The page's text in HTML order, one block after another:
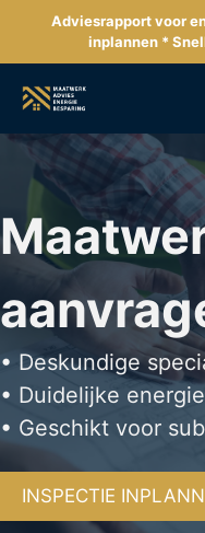
de
inhoud
Adviesrapport voor
inplannen *
• Deskundige
• Duidelijke
• Geschikt voor
INSPECTIE